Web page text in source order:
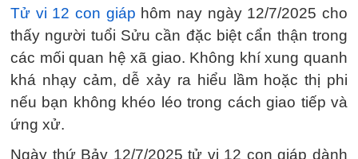
Tử vi 12 con giáp hôm nay ngày 12/7/2025 cho
thấy người tuổi Sửu cần đặc biệt cẩn thận trong
các mối quan hệ xã giao. Không khí xung quanh
khá nhạy cảm, dễ xảy ra hiểu lầm hoặc thị phi
nếu bạn không khéo léo trong cách giao tiếp và
ứng xử.
Ngày thứ Bảy 12/7/2025 tử vi 12 con giáp dành